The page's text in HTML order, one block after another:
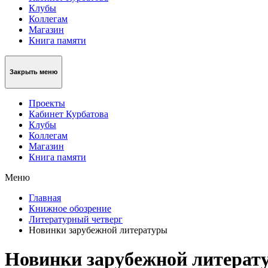
Клубы
Коллегам
Магазин
Книга памяти
Закрыть меню
Проекты
Кабинет Курбатова
Клубы
Коллегам
Магазин
Книга памяти
Меню
Главная
Книжное обозрение
Литературный четверг
Новинки зарубежной литературы
Новинки зарубежной